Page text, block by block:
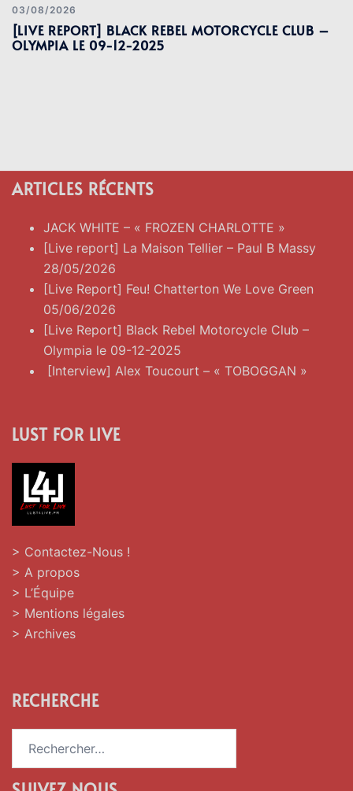
03/08/2026
[LIVE REPORT] BLACK REBEL MOTORCYCLE CLUB –
OLYMPIA LE 09-12-2025
ARTICLES RÉCENTS
JACK WHITE – « FROZEN CHARLOTTE »
[Live report] La Maison Tellier – Paul B Massy
28/05/2026
[Live Report] Feu! Chatterton We Love Green
05/06/2026
[Live Report] Black Rebel Motorcycle Club –
Olympia le 09-12-2025
[Interview] Alex Toucourt – « TOBOGGAN »
LUST FOR LIVE
> Contactez-Nous !
> A propos
> L’Équipe
> Mentions légales
> Archives
RECHERCHE